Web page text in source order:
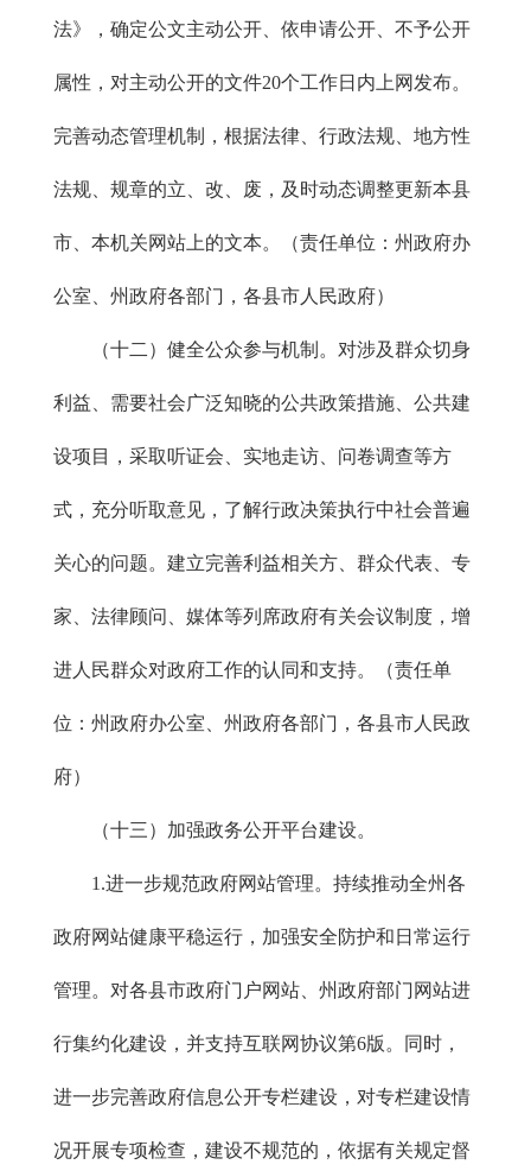
法》，确定公文主动公开、依申请公开、不予公开
属性，对主动公开的文件20个工作日内上网发布。
完善动态管理机制，根据法律、行政法规、地方性
法规、规章的立、改、废，及时动态调整更新本县
市、本机关网站上的文本。（责任单位：州政府办
公室、州政府各部门，各县市人民政府）
（十二）健全公众参与机制。对涉及群众切身
利益、需要社会广泛知晓的公共政策措施、公共建
设项目，采取听证会、实地走访、问卷调查等方
式，充分听取意见，了解行政决策执行中社会普遍
关心的问题。建立完善利益相关方、群众代表、专
家、法律顾问、媒体等列席政府有关会议制度，增
进人民群众对政府工作的认同和支持。（责任单
位：州政府办公室、州政府各部门，各县市人民政
府）
（十三）加强政务公开平台建设。
1.进一步规范政府网站管理。持续推动全州各
政府网站健康平稳运行，加强安全防护和日常运行
管理。对各县市政府门户网站、州政府部门网站进
行集约化建设，并支持互联网协议第6版。同时，
进一步完善政府信息公开专栏建设，对专栏建设情
况开展专项检查，建设不规范的，依据有关规定督